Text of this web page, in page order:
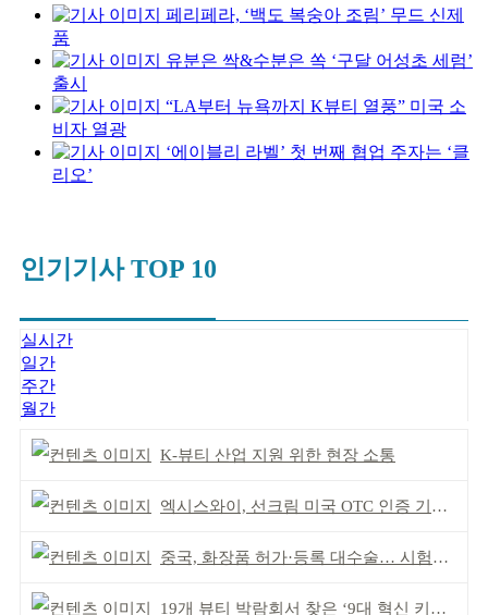
페리페라, ‘백도 복숭아 조림’ 무드 신제
품
유분은 싹&수분은 쏙 ‘구달 어성초 세럼’
출시
“LA부터 뉴욕까지 K뷰티 열풍” 미국 소
비자 열광
‘에이블리 라벨’ 첫 번째 협업 주자는 ‘클
리오’
인기기사 TOP 10
실시간
일간
주간
월간
K-뷰티 산업 지원 위한 현장 소통
엑시스와이, 선크림 미국 OTC 인증 기념 이벤트
중국, 화장품 허가·등록 대수술… 시험자료 공용 허용
19개 뷰티 박람회서 찾은 ‘9대 혁신 키워드’